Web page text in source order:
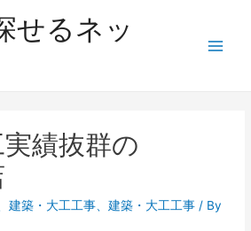
せるネッ
績抜群の
建築・大工工事、建築・大工工事 / By